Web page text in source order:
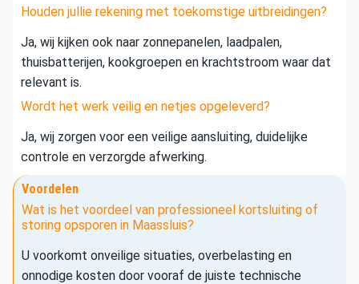
Houden jullie rekening met toekomstige uitbreidingen?
Ja, wij kijken ook naar zonnepanelen, laadpalen,
thuisbatterijen, kookgroepen en krachtstroom waar dat
relevant is.
Wordt het werk veilig en netjes opgeleverd?
Ja, wij zorgen voor een veilige aansluiting, duidelijke
controle en verzorgde afwerking.
Voordelen
Wat is het voordeel van professioneel kortsluiting of
storing opsporen in Maassluis?
U voorkomt onveilige situaties, overbelasting en
onnodige kosten door vooraf de juiste technische